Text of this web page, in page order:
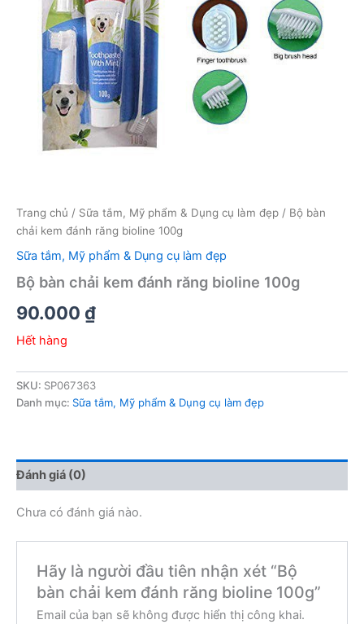
Trang chủ / Sữa tắm, Mỹ phẩm & Dụng cụ làm đẹp / Bộ bàn
chải kem đánh răng bioline 100g
Sữa tắm, Mỹ phẩm & Dụng cụ làm đẹp
Bộ bàn chải kem đánh răng bioline 100g
90.000 ₫
Hết hàng
SKU: SP067363
Danh mục: Sữa tắm, Mỹ phẩm & Dụng cụ làm đẹp
Đánh giá (0)
Chưa có đánh giá nào.
Hãy là người đầu tiên nhận xét “Bộ
bàn chải kem đánh răng bioline 100g”
Email của bạn sẽ không được hiển thị công khai.